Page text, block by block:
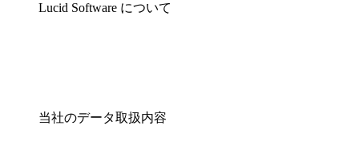
Lucid Software について
当社のデータ取扱内容